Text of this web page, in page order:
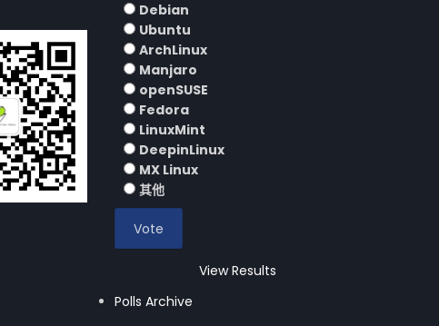
Debian
Ubuntu
ArchLinux
Manjaro
openSUSE
Fedora
LinuxMint
DeepinLinux
MX Linux
其他
View Results
Polls Archive